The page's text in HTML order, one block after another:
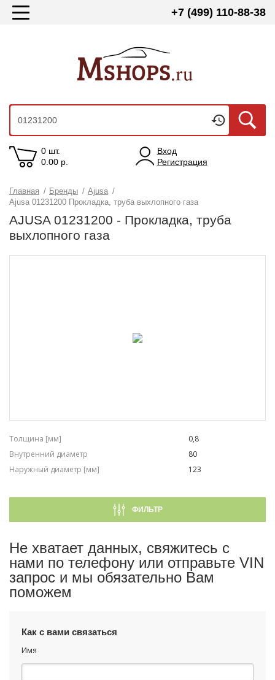
+7 (499) 110-88-38
0 шт.
0.00 р.
Вход
Регистрация
Главная / Бренды / Ajusa /
Ajusa 01231200 Прокладка, труба выхлопного газа
AJUSA 01231200 - Прокладка, труба
выхлопного газа
Толщина [мм]
0,8
Внутренний диаметр
80
Наружный диаметр [мм]
123
ФИЛЬТР
Не хватает данных, свяжитесь с
нами по телефону или отправьте VIN
запрос и мы обязательно Вам
поможем
Как с вами связаться
Имя